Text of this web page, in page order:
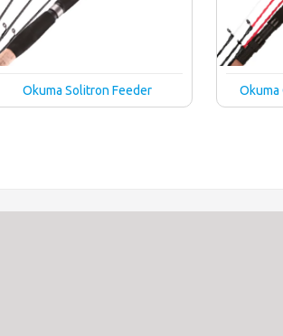
Okuma Solitron Feeder Okuma